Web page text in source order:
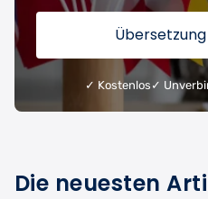
✓ Kostenlos ✓
Die neuesten